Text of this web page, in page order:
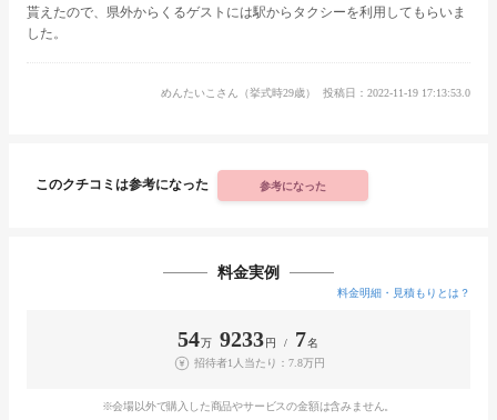
貰えたので、県外からくるゲストには駅からタクシーを利用してもらいま
した。
めんたいこさん（挙式時29歳） 投稿日：2022-11-19 17:13:53.0
このクチコミは参考になった 参考になった
料金実例
料金明細・見積もりとは？
54万 9233 円 / 7名
招待者1人当たり：7.8万円
※会場以外で購入した商品やサービスの金額は含みません。